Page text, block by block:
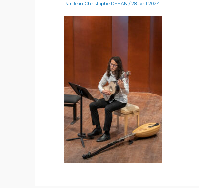
ParJean-Christophe DEHAN/28 avril 2024